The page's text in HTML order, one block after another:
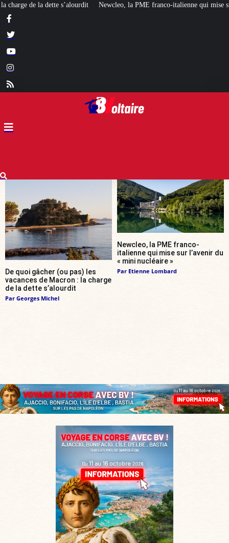
PME franco-italienne qui mise sur l’avenir du « mini nucléaire » Face
De quoi gâcher (ou pas) les
vacances de Macron : la charge
de la dette s’alourdit
Par Georges Michel
Newcleo, la PME franco-
italienne qui mise sur l’avenir du
« mini nucléaire »
Par Etienne Lombard